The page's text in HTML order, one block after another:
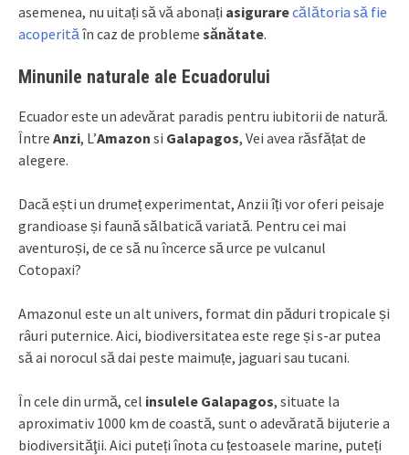
asemenea, nu uitați să vă abonați asigurarecălătoria să fie
acoperită în caz de probleme sănătate.
Minunile naturale ale Ecuadorului
Ecuador este un adevărat paradis pentru iubitorii de natură.
Între Anzi, L’Amazon si Galapagos, Vei avea răsfățat de
alegere.
Dacă ești un drumeț experimentat, Anzii îți vor oferi peisaje
grandioase și faună sălbatică variată. Pentru cei mai
aventuroși, de ce să nu încerce să urce pe vulcanul
Cotopaxi?
Amazonul este un alt univers, format din păduri tropicale și
râuri puternice. Aici, biodiversitatea este rege și s-ar putea
să ai norocul să dai peste maimuțe, jaguari sau tucani.
În cele din urmă, cel insulele Galapagos, situate la
aproximativ 1000 km de coastă, sunt o adevărată bijuterie a
biodiversităţii. Aici puteți înota cu țestoasele marine, puteți